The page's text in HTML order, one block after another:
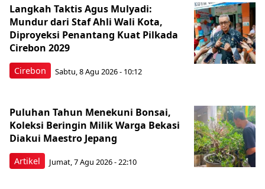
Cirebon
Langkah Taktis Agus Mulyadi:
Mundur dari Staf Ahli Wali Kota,
Diproyeksi Penantang Kuat Pilkada
Cirebon 2029
Sabtu, 8 Agu 2026 - 10:12
Artikel
Puluhan Tahun Menekuni Bonsai,
Koleksi Beringin Milik Warga Bekasi
Diakui Maestro Jepang
Jumat, 7 Agu 2026 - 22:10